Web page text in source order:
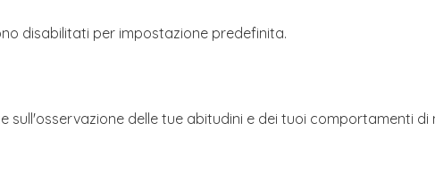
disabilitati per impostazione predefinita.
delle tue abitudini e dei tuoi comportamenti di